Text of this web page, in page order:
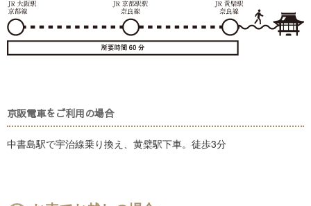
京阪電車をご利用の場合
中書島駅で宇治線乗り換え、黄檗駅下車。徒歩3分